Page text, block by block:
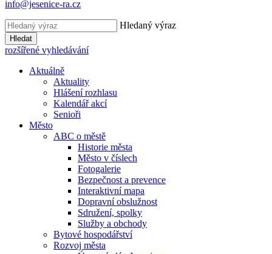
info@jesenice-ra.cz
Hledaný výraz
Hledat
rozšířené vyhledávání
Aktuálně
Aktuality
Hlášení rozhlasu
Kalendář akcí
Senioři
Město
ABC o městě
Historie města
Město v číslech
Fotogalerie
Bezpečnost a prevence
Interaktivní mapa
Dopravní obslužnost
Sdružení, spolky
Služby a obchody
Bytové hospodářství
Rozvoj města